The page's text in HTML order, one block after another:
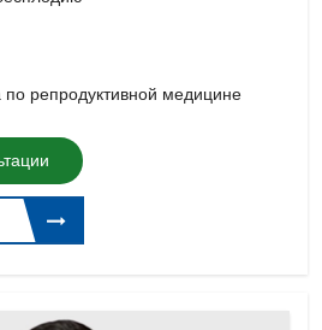
по репродуктивной медицине